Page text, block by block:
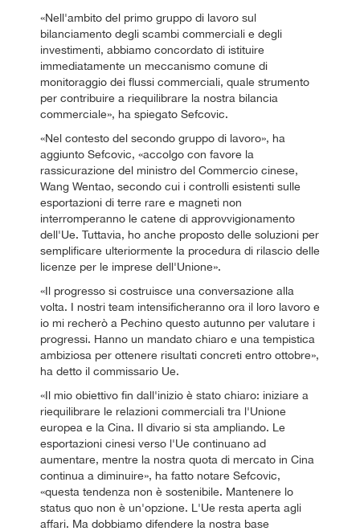
«Nell'ambito del primo gruppo di lavoro sul
bilanciamento degli scambi commerciali e degli
investimenti, abbiamo concordato di istituire
immediatamente un meccanismo comune di
monitoraggio dei flussi commerciali, quale strumento
per contribuire a riequilibrare la nostra bilancia
commerciale», ha spiegato Sefcovic.
«Nel contesto del secondo gruppo di lavoro», ha
aggiunto Sefcovic, «accolgo con favore la
rassicurazione del ministro del Commercio cinese,
Wang Wentao, secondo cui i controlli esistenti sulle
esportazioni di terre rare e magneti non
interromperanno le catene di approvvigionamento
dell'Ue. Tuttavia, ho anche proposto delle soluzioni per
semplificare ulteriormente la procedura di rilascio delle
licenze per le imprese dell'Unione».
«Il progresso si costruisce una conversazione alla
volta. I nostri team intensificheranno ora il loro lavoro e
io mi recherò a Pechino questo autunno per valutare i
progressi. Hanno un mandato chiaro e una tempistica
ambiziosa per ottenere risultati concreti entro ottobre»,
ha detto il commissario Ue.
«Il mio obiettivo fin dall'inizio è stato chiaro: iniziare a
riequilibrare le relazioni commerciali tra l'Unione
europea e la Cina. Il divario si sta ampliando. Le
esportazioni cinesi verso l'Ue continuano ad
aumentare, mentre la nostra quota di mercato in Cina
continua a diminuire», ha fatto notare Sefcovic,
«questa tendenza non è sostenibile. Mantenere lo
status quo non è un'opzione. L'Ue resta aperta agli
affari. Ma dobbiamo difendere la nostra base